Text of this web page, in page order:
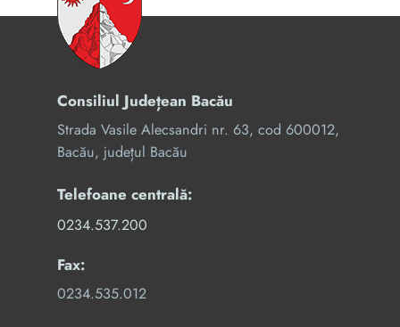
Consiliul Județean Bacău
Strada Vasile Alecsandri nr. 63, cod 600012,
Bacău, județul Bacău
Telefoane centrală:
0234.537.200
Fax:
0234.535.012